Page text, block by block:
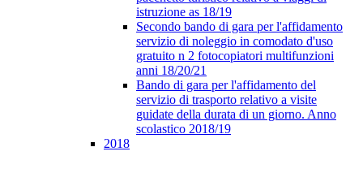
istruzione as 18/19
Secondo bando di gara per l'affidamento
servizio di noleggio in comodato d'uso
gratuito n 2 fotocopiatori multifunzioni
anni 18/20/21
Bando di gara per l'affidamento del
servizio di trasporto relativo a visite
guidate della durata di un giorno. Anno
scolastico 2018/19
2018